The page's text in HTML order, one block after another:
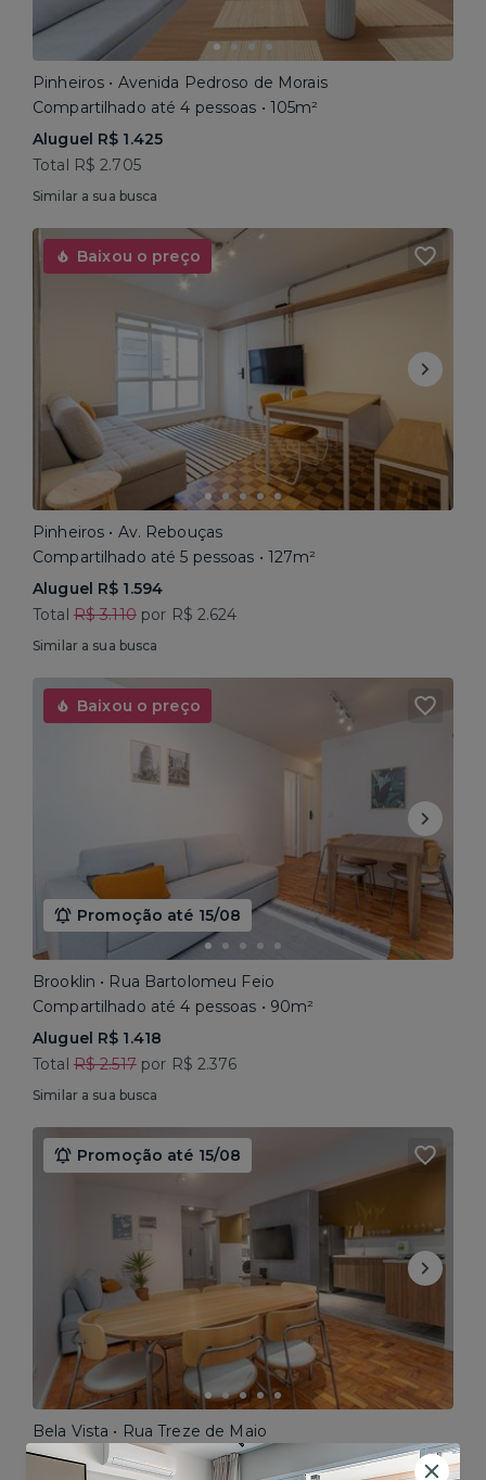
Pinheiros • Avenida Pedroso de Morais
Compartilhado até 4 pessoas • 105m²
Aluguel R$ 1.425
Total R$ 2.705
Similar a sua busca
Baixou o preço
Pinheiros • Av. Rebouças
Compartilhado até 5 pessoas • 127m²
Aluguel R$ 1.594
Total R$ 3.110por R$ 2.624
Similar a sua busca
Baixou o preço
Promoção até 15/08
Brooklin • Rua Bartolomeu Feio
Compartilhado até 4 pessoas • 90m²
Aluguel R$ 1.418
Total R$ 2.517por R$ 2.376
Similar a sua busca
Promoção até 15/08
Bela Vista • Rua Treze de Maio
Compartilhado até 5 pessoas • 160m²